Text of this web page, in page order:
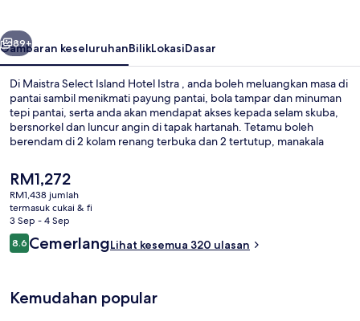
Seterusnya
89+
Gambaran keseluruhanBilikLokasiDasar
Di Maistra Select Island Hotel Istra , anda boleh meluangkan masa di
pantai sambil menikmati payung pantai, bola tampar dan minuman
tepi pantai, serta anda akan mendapat akses kepada selam skuba,
bersnorkel dan luncur angin di tapak hartanah. Tetamu boleh
berendam di 2 kolam renang terbuka dan 2 tertutup, manakala
menikmati urut, rawatan muka dan aromaterapi. Pilihan tempat
makan termasuk 6 restoran dan bar/ruang istirahat merupakan
tempat yang bagus untuk menikmati minuman sejuk. Sorotan lain
termasuk 5 kedai kopi/kafe, kelab kanak-kanak percuma dan bar
tepi kolam.
Harga
semasa
ialah
RM1,272
RM1,272
RM1,438 jumlah
termasuk cukai & fi
3 Sep - 4 Sep
Ulasan
8.68.6 daripada 10
CemerlangLihat kesemua 320 ulasan
Kemudahan popular